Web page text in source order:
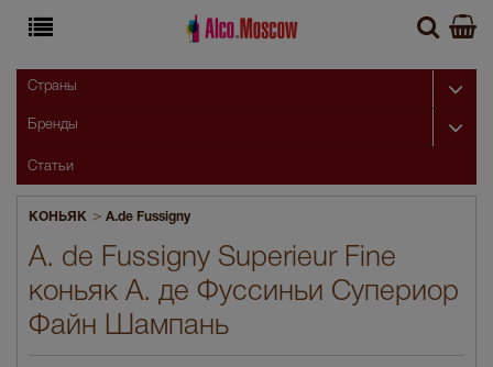
КОНЬЯК > A.de Fussigny
A. de Fussigny Superieur Fine
коньяк А. де Фуссиньи Супериор
Файн Шампань
Страны
Бренды
Статьи